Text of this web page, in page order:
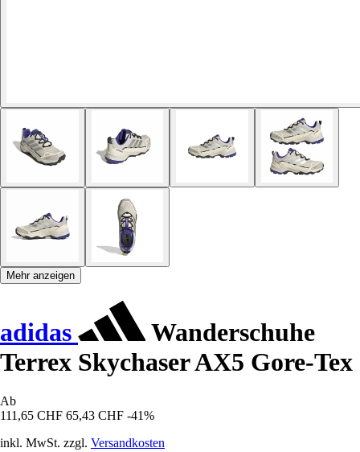
Mehr anzeigen
adidas
Wanderschuhe
Terrex Skychaser AX5 Gore-Tex
Ab
111,65 CHF 65,43 CHF -41%
inkl. MwSt. zzgl. Versandkosten